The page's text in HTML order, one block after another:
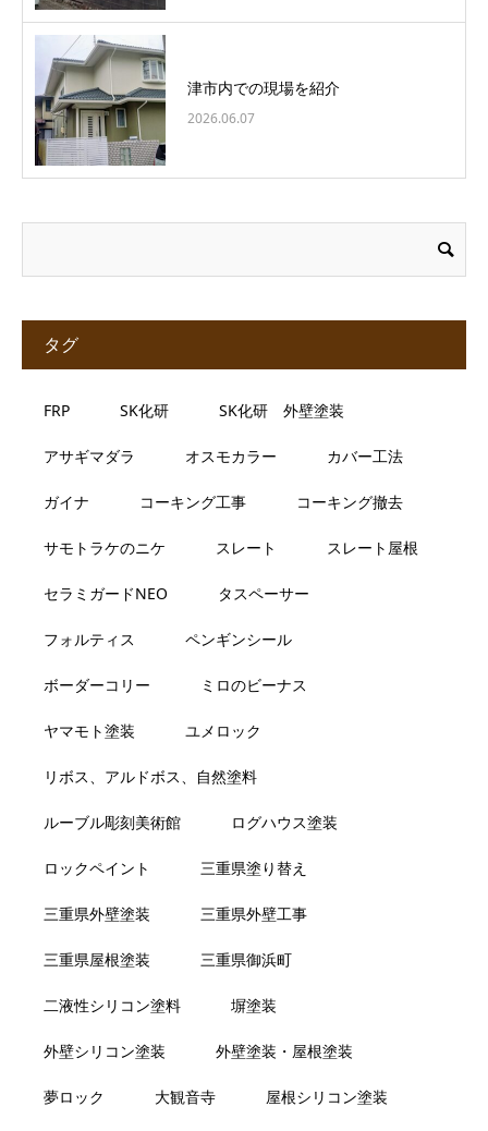
津市内での現場を紹介
2026.06.07
タグ
FRP SK化研 SK化研 外壁塗装
アサギマダラ オスモカラー カバー工法
ガイナ コーキング工事 コーキング撤去
サモトラケのニケ スレート スレート屋根
セラミガードNEO タスペーサー
フォルティス ペンギンシール
ボーダーコリー ミロのビーナス
ヤマモト塗装 ユメロック
リボス、アルドボス、自然塗料
ルーブル彫刻美術館 ログハウス塗装
ロックペイント 三重県塗り替え
三重県外壁塗装 三重県外壁工事
三重県屋根塗装 三重県御浜町
二液性シリコン塗料 塀塗装
外壁シリコン塗装 外壁塗装・屋根塗装
夢ロック 大観音寺 屋根シリコン塗装